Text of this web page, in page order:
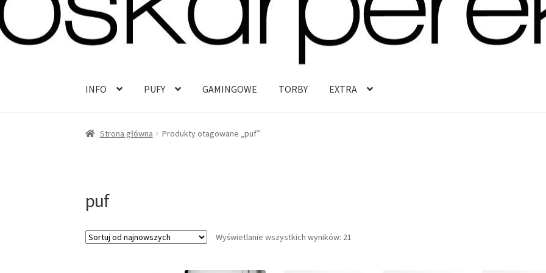
Przejdź
do
Przejdź
do
INFO PUFY GAMINGOWE TORBY EXTRA
Strona główna Produkty otagowane „puf”
puf
Wyświetlanie wszystkich wyników: 21